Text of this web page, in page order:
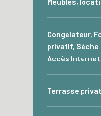
Congélateur,
privatif, Sèche
Accès
Terrasse